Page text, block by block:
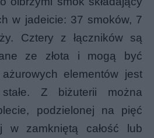
w jadeicie: 37 smoków, 7
Cztery z łączników są
ze złota i mogą być
elementów jest
Z biżuterii można
podzielonej na pięć
w zamkniętą całość lub